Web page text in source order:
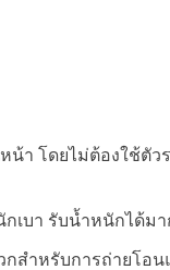
น้า โดยไม่ต้องใช้ตั
เบา รับน้ำหนักได้ม
กสำหรับการถ่ายโอ